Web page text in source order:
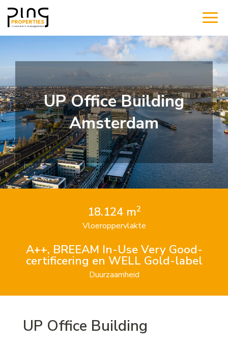
UP Office Building
Amsterdam
18.124 m2
Vloeroppervlakte
A++, BREEAM In-Use Very Good-
certificering en WELL Gold-label
Duurzaamheid
UP Office Building